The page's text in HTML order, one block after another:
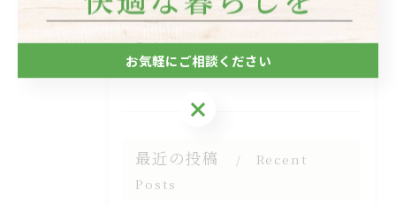
断熱
キッチン
木造
最近の投稿
Recent
Posts
お気軽にご相談ください
お気軽にご相談ください